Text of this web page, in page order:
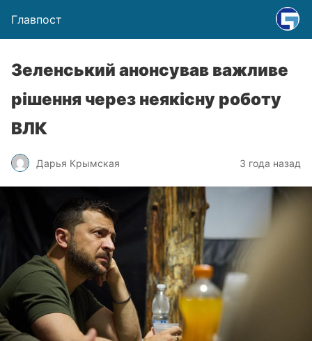
Главпост
Зеленський анонсував важливе
рішення через неякісну роботу
ВЛК
Дарья Крымская 3 года назад